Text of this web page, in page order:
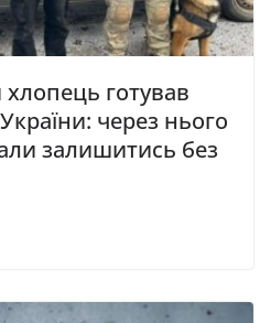
готував
через нього
залишитись без